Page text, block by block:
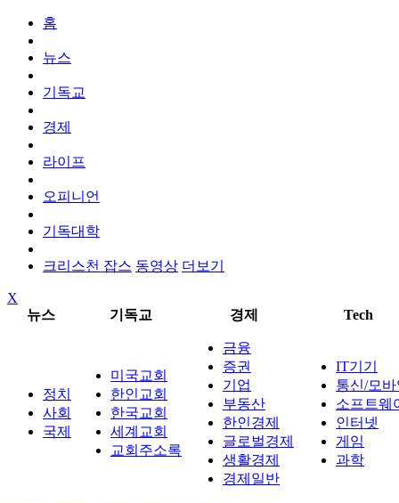
홈
뉴스
기독교
경제
라이프
오피니언
기독대학
크리스천 잡스 동영상 더보기
X
뉴스
기독교 경제 Tech
정치
사회
국제
미국교회
한인교회
한국교회
세계교회
교회주소록
금융
증권
기업
부동산
한인경제
글로벌경제
생활경제
경제일반
IT기기
통신/모
소프트웨
인터넷
게임
과학